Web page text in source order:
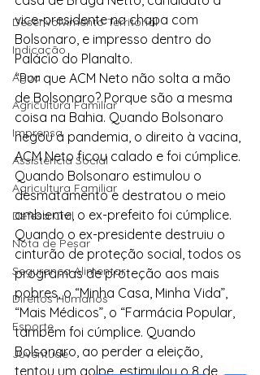
Desenvolvimento Territorial
Indicação
Água
Agricultura Familiar
Imprensa
Assistência Social
Agricultura Familiar
Defesa Civil
Nota de Pesar
Segurança Alimentar
Direitos Humanos
Esporte
Juventude
vice-presidente na chapa com
Bolsonaro, e impresso dentro do
Palácio do Planalto.
“Por que ACM Neto não solta a mão
de Bolsonaro? Porque são a mesma
coisa na Bahia. Quando Bolsonaro
negou a pandemia, o direito à vacina,
ACM Neto ficou calado e foi cúmplice.
Quando Bolsonaro estimulou o
desmatamento e destratou o meio
ambiente, o ex-prefeito foi cúmplice.
Quando o ex-presidente destruiu o
cinturão de proteção social, todos os
programas de proteção aos mais
pobres, o “Minha Casa, Minha Vida”,
“Mais Médicos”, o “Farmácia Popular,
também foi cúmplice. Quando
Bolsonaro, ao perder a eleição,
tentou um golpe, estimulou o 8 de